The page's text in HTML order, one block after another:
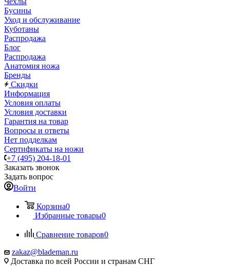
Бусины
Уход и обслуживание
Куботаны
Распродажа
Блог
Распродажа
Анатомия ножа
Бренды
Скидки
Информация
Условия оплаты
Условия доставки
Гарантия на товар
Вопросы и ответы
Нет подделкам
Сертификаты на ножи
+7 (495) 204-18-01
Заказать звонок
Задать вопрос
Войти
Корзина0
Избранные товары0
Сравнение товаров0
zakaz@blademan.ru
Доставка по всей России и странам СНГ